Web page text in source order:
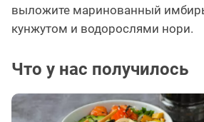
выложите маринованный
кунжутом и водорослями нори.
Что у нас получилось